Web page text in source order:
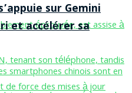
sur Gemini
et accélérer sa